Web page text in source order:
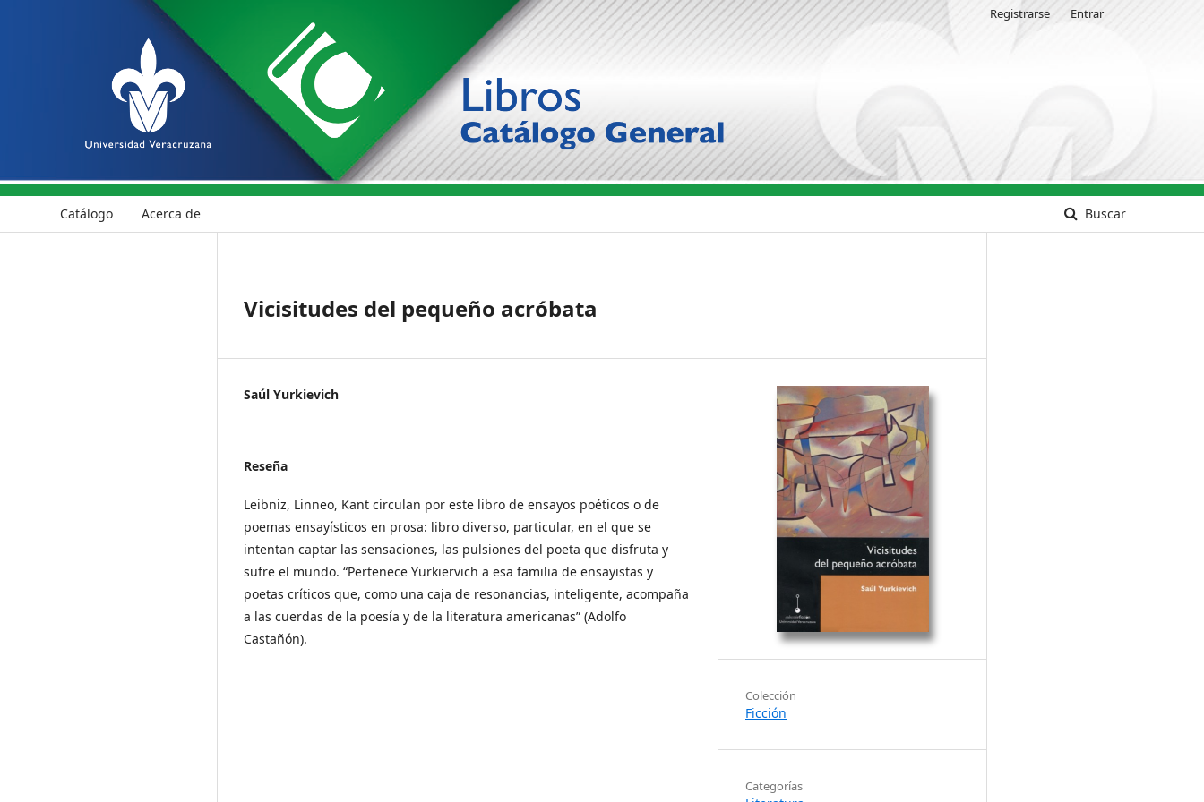
Catálogo Acerca de Buscar
Registrarse Entrar
Vicisitudes del pequeño acróbata
Saúl Yurkievich
Reseña
Leibniz, Linneo, Kant circulan por este libro de ensayos poéticos o de
poemas ensayísticos en prosa: libro diverso, particular, en el que se
intentan captar las sensaciones, las pulsiones del poeta que disfruta y
sufre el mundo. “Pertenece Yurkiervich a esa familia de ensayistas y
poetas críticos que, como una caja de resonancias, inteligente, acompaña
a las cuerdas de la poesía y de la literatura americanas” (Adolfo
Castañón).
Colección
Ficción
Categorías